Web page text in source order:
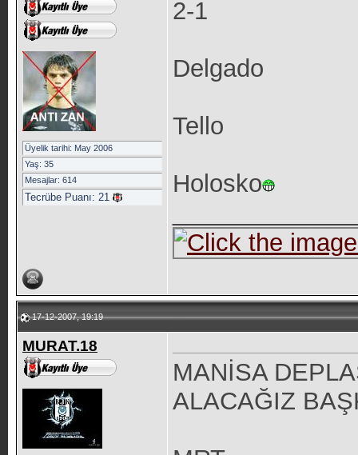
Üyelik tarihi: May 2006
Yaş: 35
Mesajlar: 614
Tecrübe Puanı: 21
2-1
Delgado
Tello
Holosko
17-12-2007, 19:19
MURAT.18
MANİSA
ALACAĞIZ